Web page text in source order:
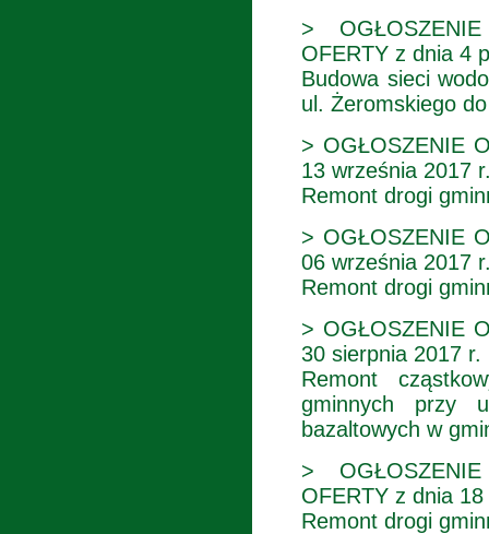
>
OFERTY z dnia 4
Budowa sieci
ul. Żeromskiego
> OGŁOSZENIE
13 września 2017
Remont drogi
> OGŁOSZENIE
06 września 2017
Remont drogi
> OGŁOSZENIE
30 sierpnia 2017 r.
Remont
gminnych przy
bazaltowych w
>
OFERTY z dnia
Remont drogi